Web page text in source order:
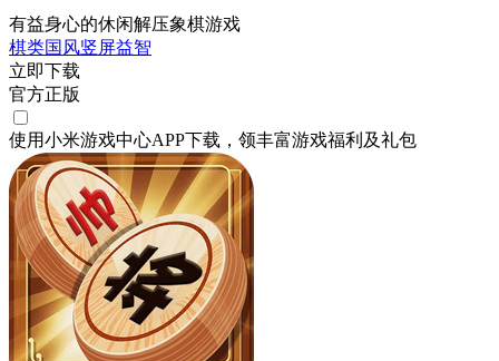
有益身心的休闲解压象棋游戏
棋类国风竖屏益智
立即下载
官方正版
使用小米游戏中心APP下载 ，领丰富游戏福利 及礼包